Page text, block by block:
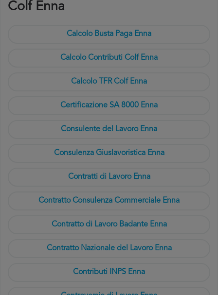
Colf Enna
Calcolo Busta Paga Enna
Calcolo Contributi Colf Enna
Calcolo TFR Colf Enna
Certificazione SA 8000 Enna
Consulente del Lavoro Enna
Consulenza Giuslavoristica Enna
Contratti di Lavoro Enna
Contratto Consulenza Commerciale Enna
Contratto di Lavoro Badante Enna
Contratto Nazionale del Lavoro Enna
Contributi INPS Enna